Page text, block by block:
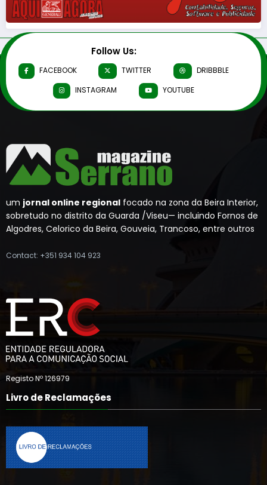
Follow Us:
FACEBOOK TWITTER
DRIBBBLE
INSTAGRAM
YOUTUBE
um jornal online regional focado na zona da Beira Interior,
sobretudo no distrito da Guarda /Viseu— incluindo Fornos de
Algodres, Celorico da Beira, Gouveia, Trancoso, entre outros
Contact: +351 934 104 923
Registo Nº 126979
Livro de Reclamações